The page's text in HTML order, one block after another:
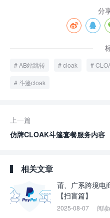
分
AB站跳转 cloak
斗篷cloak
上一篇
仿牌CLOAK斗篷套餐服务内容
相关文章
莆、广系跨境电
【扫盲篇】
2025-08-07 阅